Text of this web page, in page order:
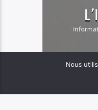
Nous